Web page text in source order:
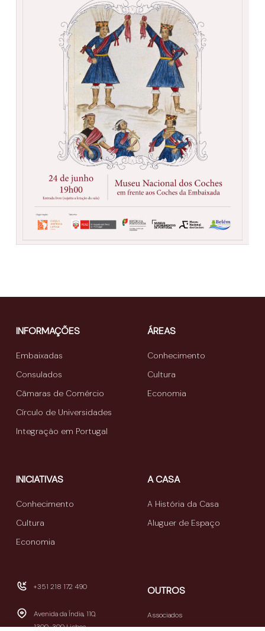
INFORMAÇÕES
Embaixadas
Consulados
Câmaras de Comércio
Círculo de Universidades
Integração em Portugal
ÁREAS
Conhecimento
Cultura
Economia
INICIATIVAS
Conhecimento
Cultura
Economia
A CASA
A História da Casa
Aluguer de Espaço
+351 218 172 490
Avenida da Índia, 110,
1300-300 Lisboa
OUTROS
Associados